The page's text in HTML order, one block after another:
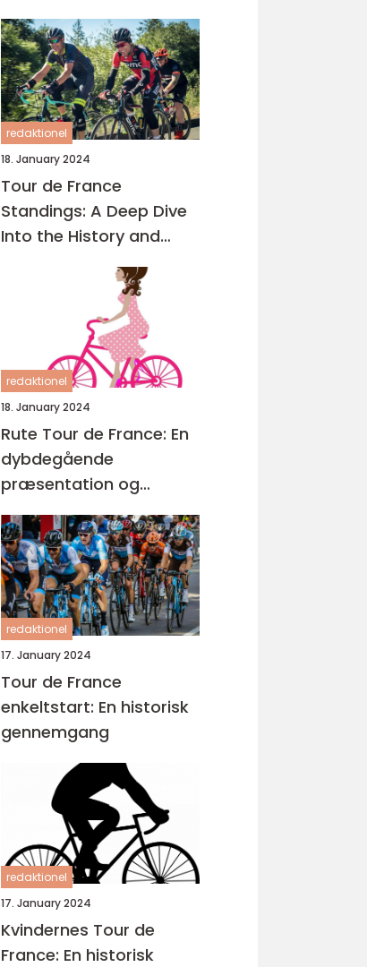
verden, der tiltrækker
tusindvis af tilskuere og
millioner af seere over
hele kloden
redaktionel
18. January 2024
Tour de France
Standings: A Deep Dive
Into the History and
redaktionel
18. January 2024
Rute Tour de France: En
dybdegående
præsentation og
historisk udvikling
redaktionel
17. January 2024
Tour de France
enkeltstart: En historisk
gennemgang
redaktionel
17. January 2024
Kvindernes Tour de
France: En historisk